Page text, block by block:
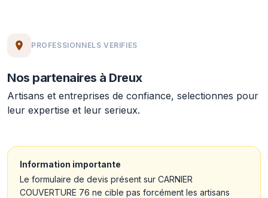
PROFESSIONNELS VERIFIES
Nos partenaires à Dreux
Artisans et entreprises de confiance, selectionnes pour
leur expertise et leur serieux.
Information importante
Le formulaire de devis présent sur CARNIER
COUVERTURE 76 ne cible pas forcément les artisans